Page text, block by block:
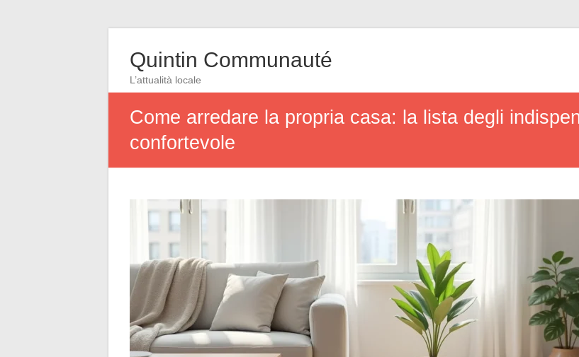
Quintin Communauté
L’attualità locale
Come arredare la propria casa: la lista degli
confortevole